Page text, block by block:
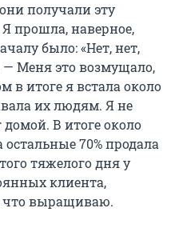
получали эту
прошла, наверное,
было: «Нет, нет,
— Меня это возмущало,
в итоге я встала около
их людям. Я не
домой. В итоге около
70% продала
тяжелого дня у
клиента,
что выращиваю.